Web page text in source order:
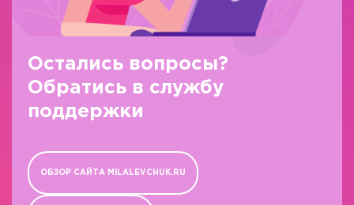
Остались вопросы?
Обратись в службу
поддержки
ОБЗОР САЙТА MILALEVCHUK.RU